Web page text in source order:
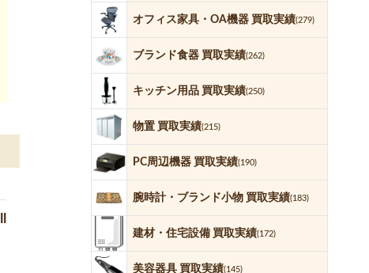
オフィス家具・OA機器 買取実績(279)
ブランド食器 買取実績(262)
キッチン用品 買取実績(250)
物置 買取実績(215)
PC周辺機器 買取実績(190)
腕時計・ブランド小物 買取実績(183)
建材・住宅設備 買取実績(172)
美容器具 買取実績(145)